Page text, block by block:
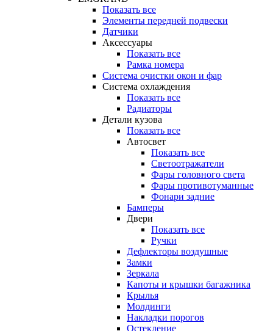
Показать все
Элементы передней подвески
Датчики
Аксессуары
Показать все
Рамка номера
Система очистки окон и фар
Система охлаждения
Показать все
Радиаторы
Детали кузова
Показать все
Автосвет
Показать все
Светоотражатели
Фары головного света
Фары противотуманные
Фонари задние
Бамперы
Двери
Показать все
Ручки
Дефлекторы воздушные
Замки
Зеркала
Капоты и крышки багажника
Крылья
Молдинги
Накладки порогов
Остекление